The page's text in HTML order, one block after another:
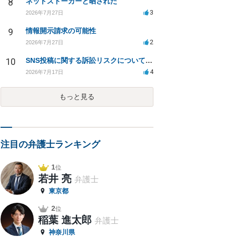
8
2026年7月27日 3
9 情報開示請求の可能性
2026年7月27日 2
10 SNS投稿に関する訴訟リスクについての相談
2026年7月17日 4
もっと見る
注目の弁護士ランキング
1位
若井 亮 弁護士
東京都
2位
稲葉 進太郎 弁護士
神奈川県